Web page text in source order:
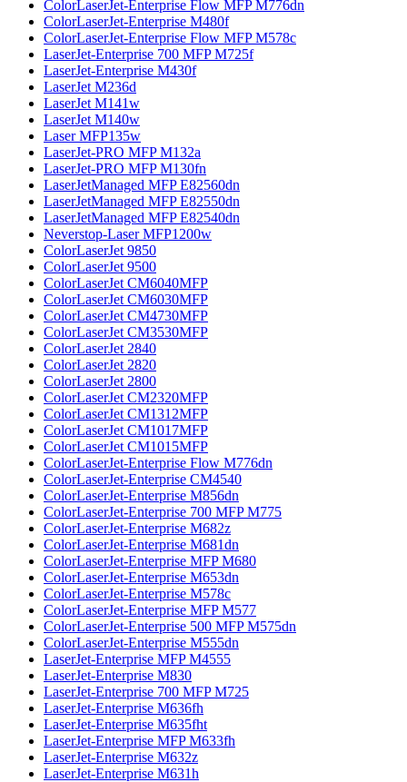
ColorLaserJet-Enterprise Flow MFP M776dn
ColorLaserJet-Enterprise M480f
ColorLaserJet-Enterprise Flow MFP M578с
LaserJet-Enterprise 700 MFP M725f
LaserJet-Enterprise M430f
LaserJet M236d
LaserJet M141w
LaserJet M140w
Laser MFP135w
LaserJet-PRO MFP M132a
LaserJet-PRO MFP M130fn
LaserJetManaged MFP E82560dn
LaserJetManaged MFP E82550dn
LaserJetManaged MFP E82540dn
Neverstop-Laser MFP1200w
ColorLaserJet 9850
ColorLaserJet 9500
ColorLaserJet CM6040MFP
ColorLaserJet CM6030MFP
ColorLaserJet CM4730MFP
ColorLaserJet CM3530MFP
ColorLaserJet 2840
ColorLaserJet 2820
ColorLaserJet 2800
ColorLaserJet CM2320MFP
ColorLaserJet CM1312MFP
ColorLaserJet CM1017MFP
ColorLaserJet CM1015MFP
ColorLaserJet-Enterprise Flow M776dn
ColorLaserJet-Enterprise CM4540
ColorLaserJet-Enterprise M856dn
ColorLaserJet-Enterprise 700 MFP M775
ColorLaserJet-Enterprise M682z
ColorLaserJet-Enterprise M681dn
ColorLaserJet-Enterprise MFP M680
ColorLaserJet-Enterprise M653dn
ColorLaserJet-Enterprise M578с
ColorLaserJet-Enterprise MFP M577
ColorLaserJet-Enterprise 500 MFP M575dn
ColorLaserJet-Enterprise M555dn
LaserJet-Enterprise MFP M4555
LaserJet-Enterprise M830
LaserJet-Enterprise 700 MFP M725
LaserJet-Enterprise M636fh
LaserJet-Enterprise M635fht
LaserJet-Enterprise MFP M633fh
LaserJet-Enterprise M632z
LaserJet-Enterprise M631h